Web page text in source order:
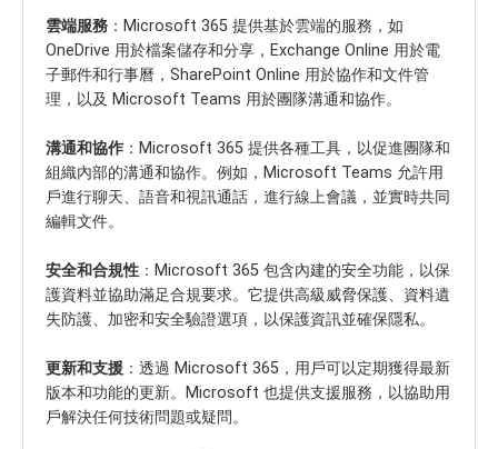
雲端服務 ：Microsoft 365 提供基於雲端的服務，如
OneDrive 用於檔案儲存和分享，Exchange Online 用於電
子郵件和行事曆，SharePoint Online 用於協作和文件管
理，以及 Microsoft Teams 用於團隊溝通和協作。
溝通和協作：Microsoft 365 提供各種工具，以促進團隊和
組織內部的溝通和協作。例如，Microsoft Teams 允許用
戶進行聊天、語音和視訊通話，進行線上會議，並實時共同
編輯文件。
安全和合規性 ：Microsoft 365 包含內建的安全功能，以保
護資料並協助滿足合規要求。它提供高級威脅保護、資料遺
失防護、加密和安全驗證選項，以保護資訊並確保隱私。
更新和支援 ：透過 Microsoft 365，用戶可以定期獲得最新
版本和功能的更新。Microsoft 也提供支援服務，以協助用
戶解決任何技術問題或疑問。